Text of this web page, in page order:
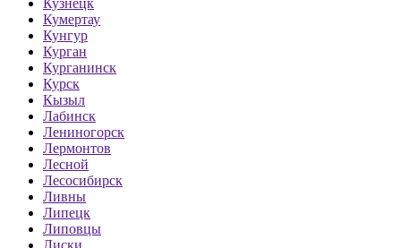
Кузнецк
Кумертау
Кунгур
Курган
Курганинск
Курск
Кызыл
Лабинск
Лениногорск
Лермонтов
Лесной
Лесосибирск
Ливны
Липецк
Липовцы